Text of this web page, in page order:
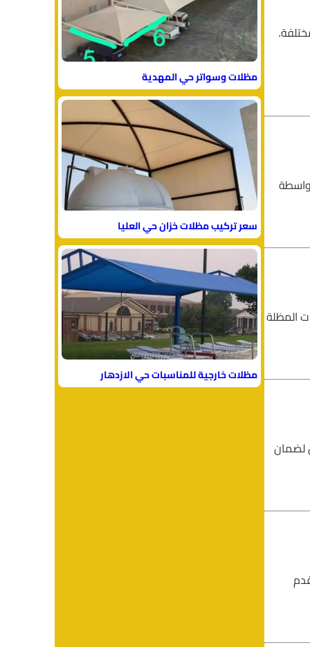
المظلة
لضمان
مظلات وسواتر حي المهدية
سعر تركيب مظلات خزان حي العليا
مظلات خارجية للمناسبات حي الازدهار